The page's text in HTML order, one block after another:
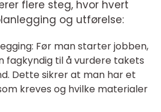
flere steg, hvor hvert
og utførelse:
Før man starter jobben,
fagkyndig til å vurdere takets
Dette sikrer at man har et
kreves og hvilke materialer